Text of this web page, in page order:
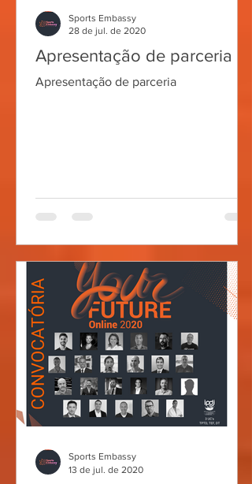
Apresentação de parceria
Apresentação de parceria
Sports Embassy
28 de jul. de 2020
Sports Embassy
13 de jul. de 2020